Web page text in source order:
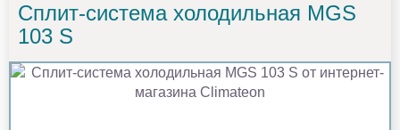
Сплит-система холодильная MGS
103 S